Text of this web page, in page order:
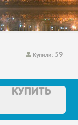
Купили: 59
КУПИТЬ